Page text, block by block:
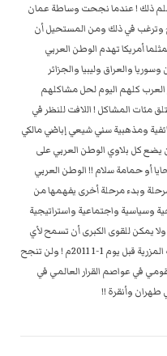
ذلك ! عندما نجحت وساطة عمان
وترغب في ذلك ومن المستحيل أن
أمريكا تهدم الوطن العربي
والعراق وليبيا والجزائر
العرب كلهم اليوم لحل مشاكلهم
مئات المشاكل ! اللافت للنظر في
ومذهبية سني شيعي إباضي مالكي
يضع كل بلاوي الوطن العربي على
أو حمامة سلام !! الوطن العربي
وبدء مرحلة أخرى يفهمها من
وسياسية واجتماعية واستراتيجية
يمكن للقوى الكبرى أن تسمح لأي
كان أن يعيد الوطن العربي لحالته المزرية قبل يوم 1-1 2011م ! ولن تنجح
في عواصم القرار العالمي في
وأنقرة !!